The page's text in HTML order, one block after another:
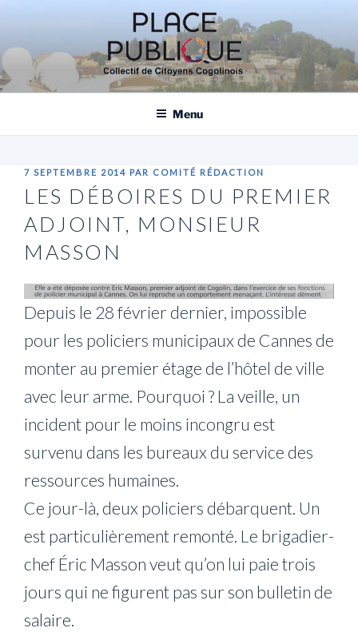
contenu
principal
PLACE PUBLIQUE, COLLECTIF DE
CITOYENS COGOLINOIS
Menu
PUBLIÉ
7 SEPTEMBRE 2014 PAR COMITÉ RÉDACTION
LES DÉBOIRES DU PREMIER
ADJOINT, MONSIEUR
MASSON
Depuis le 28 février dernier, impossible
pour les policiers municipaux de Cannes de
monter au premier étage de l’hôtel de ville
avec leur arme. Pourquoi ? La veille, un
incident pour le moins incongru est
survenu dans les bureaux du service des
ressources humaines.
Ce jour-là, deux policiers débarquent. Un
est particulièrement remonté. Le brigadier-
chef Éric Masson veut qu’on lui paie trois
jours qui ne figurent pas sur son bulletin de
salaire.